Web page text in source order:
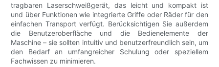
tragbaren Laserschweißgerät, das leicht und kompakt ist
und über Funktionen wie integrierte Griffe oder Räder für den
einfachen Transport verfügt. Berücksichtigen Sie außerdem
die Benutzeroberfläche und die Bedienelemente der
Maschine – sie sollten intuitiv und benutzerfreundlich sein, um
den Bedarf an umfangreicher Schulung oder speziellem
Fachwissen zu minimieren.